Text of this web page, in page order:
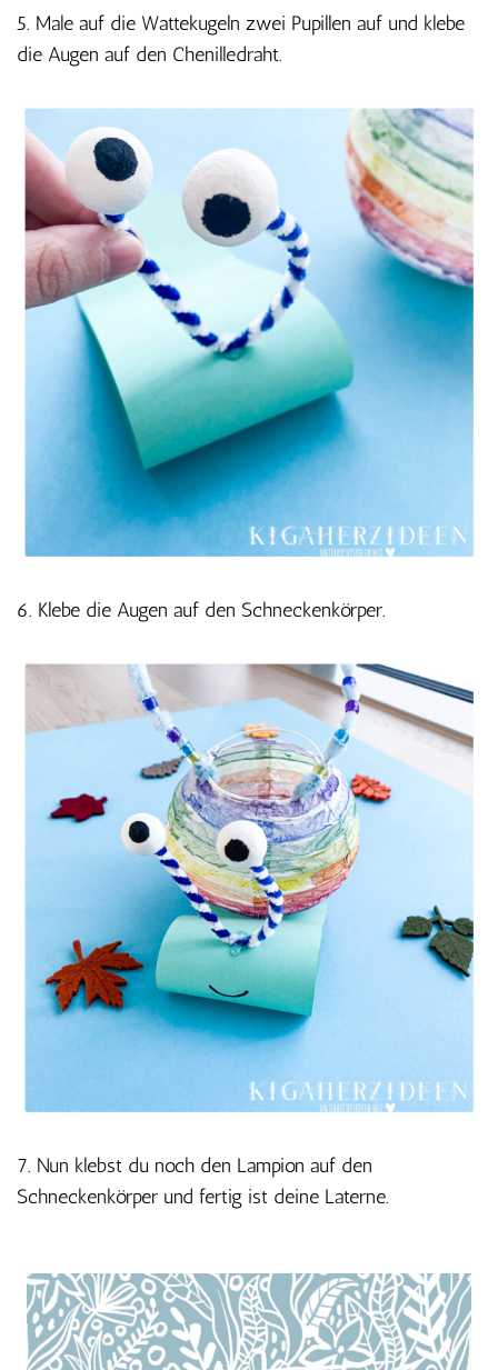
5. Male auf die Wattekugeln zwei Pupillen auf und klebe
die Augen auf den Chenilledraht.
6. Klebe die Augen auf den Schneckenkörper.
7. Nun klebst du noch den Lampion auf den
Schneckenkörper und fertig ist deine Laterne.